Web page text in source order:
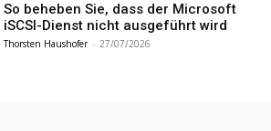
So beheben Sie, dass der Microsoft
iSCSI-Dienst nicht ausgeführt wird
Thorsten Haushofer - 27/07/2026